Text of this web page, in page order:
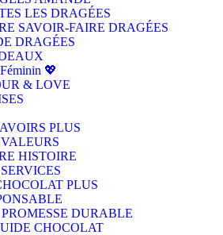
LES DRAGÉES
SAVOIR-FAIRE DRAGÉES
DRAGÉES
💖
& LOVE
PLUS
HISTOIRE
PLUS
DURABLE
CHOCOLAT